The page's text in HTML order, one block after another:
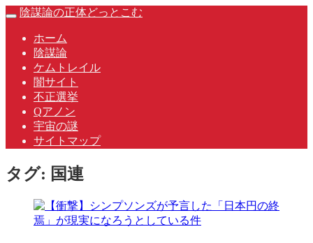
Skip
content
Toggle
陰謀論の正体どっとこむ
ホーム
陰謀論
ケムトレイル
闇サイト
不正選挙
Qアノン
宇宙の謎
サイトマップ
タグ: 国連